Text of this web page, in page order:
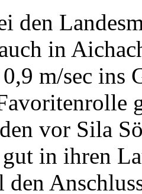
den
in
m/sec ins
vor Sila
in ihren
den